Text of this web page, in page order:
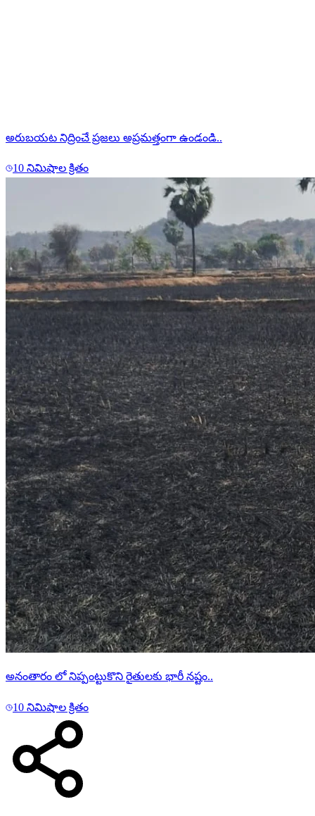
అరుబయట నిద్రించే ప్రజలు అప్రమత్తంగా ఉండండి..
10 నిమిషాల క్రితం
అనంతారం లో నిప్పంట్టుకొని రైతులకు భారీ నష్టం..
10 నిమిషాల క్రితం